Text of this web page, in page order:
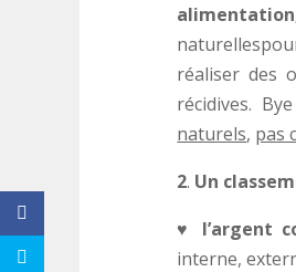
réaliser des
récidives.
naturels, pas
2. Un
♥ l’argent
interne,